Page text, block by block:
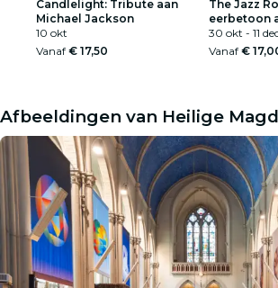
Candlelight: Tribute aan
Michael Jackson
10 okt
Vanaf € 17,50
The Jazz
eerbetoon
& Louis
30 okt - 11
Vanaf €
Afbeeldingen van Heilige